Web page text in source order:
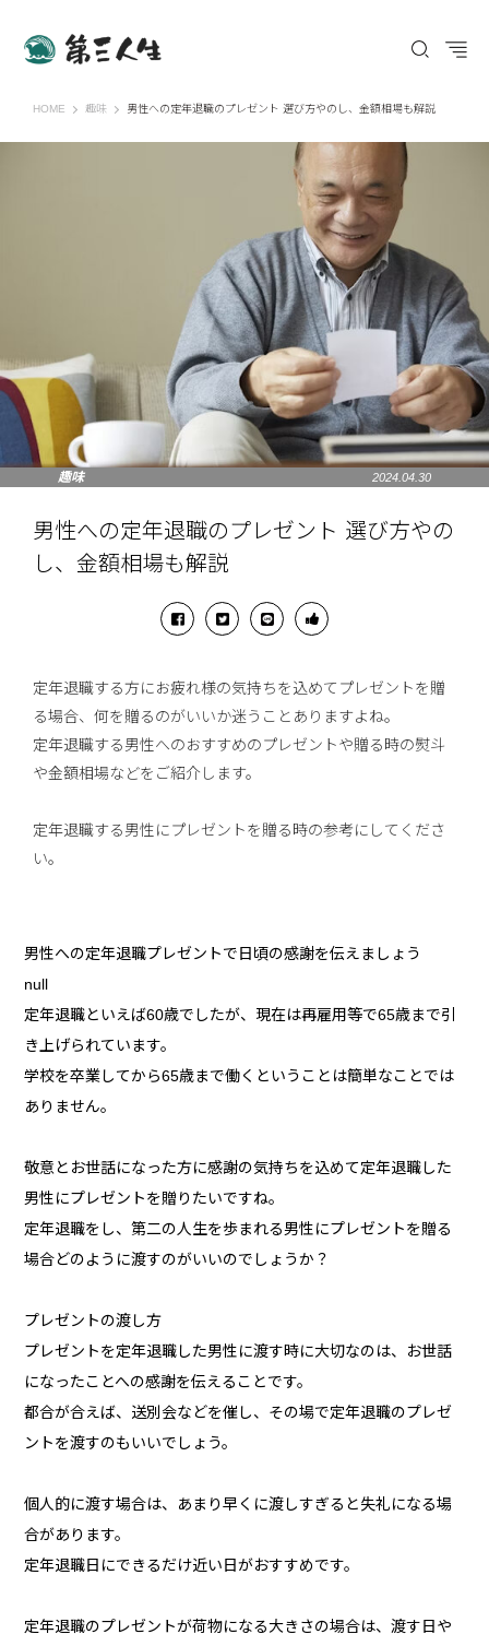
HOME 第三人生 〜寄り道の歩き方〜
趣味 男性への定年退職のプレゼント 選び方やのし、金額相場も解説
趣味 2024.04.30
男性への定年退職のプレゼント 選び方やの
し、金額相場も解説
定年退職する方にお疲れ様の気持ちを込めてプレゼントを贈
る場合、何を贈るのがいいか迷うことありますよね。
定年退職する男性へのおすすめのプレゼントや贈る時の熨斗
や金額相場などをご紹介します。
定年退職する男性にプレゼントを贈る時の参考にしてくださ
い。
男性への定年退職プレゼントで日頃の感謝を伝えましょう
null
定年退職といえば60歳でしたが、現在は再雇用等で65歳まで引
き上げられています。
学校を卒業してから65歳まで働くということは簡単なことでは
ありません。
敬意とお世話になった方に感謝の気持ちを込めて定年退職した
男性にプレゼントを贈りたいですね。
定年退職をし、第二の人生を歩まれる男性にプレゼントを贈る
場合どのように渡すのがいいのでしょうか？
プレゼントの渡し方
プレゼントを定年退職した男性に渡す時に大切なのは、お世話
になったことへの感謝を伝えることです。
都合が合えば、送別会などを催し、その場で定年退職のプレゼ
ントを渡すのもいいでしょう。
個人的に渡す場合は、あまり早くに渡しすぎると失礼になる場
合があります。
定年退職日にできるだけ近い日がおすすめです。
定年退職のプレゼントが荷物になる大きさの場合は、渡す日や